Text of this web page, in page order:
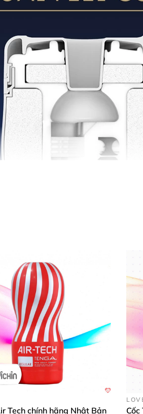
Tech chính hãng Nhật Bản